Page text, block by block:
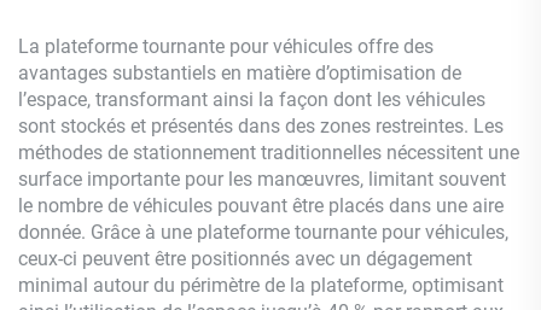
La plateforme tournante pour véhicules offre des
avantages substantiels en matière d’optimisation de
l’espace, transformant ainsi la façon dont les véhicules
sont stockés et présentés dans des zones restreintes. Les
méthodes de stationnement traditionnelles nécessitent une
surface importante pour les manœuvres, limitant souvent
le nombre de véhicules pouvant être placés dans une aire
donnée. Grâce à une plateforme tournante pour véhicules,
ceux-ci peuvent être positionnés avec un dégagement
minimal autour du périmètre de la plateforme, optimisant